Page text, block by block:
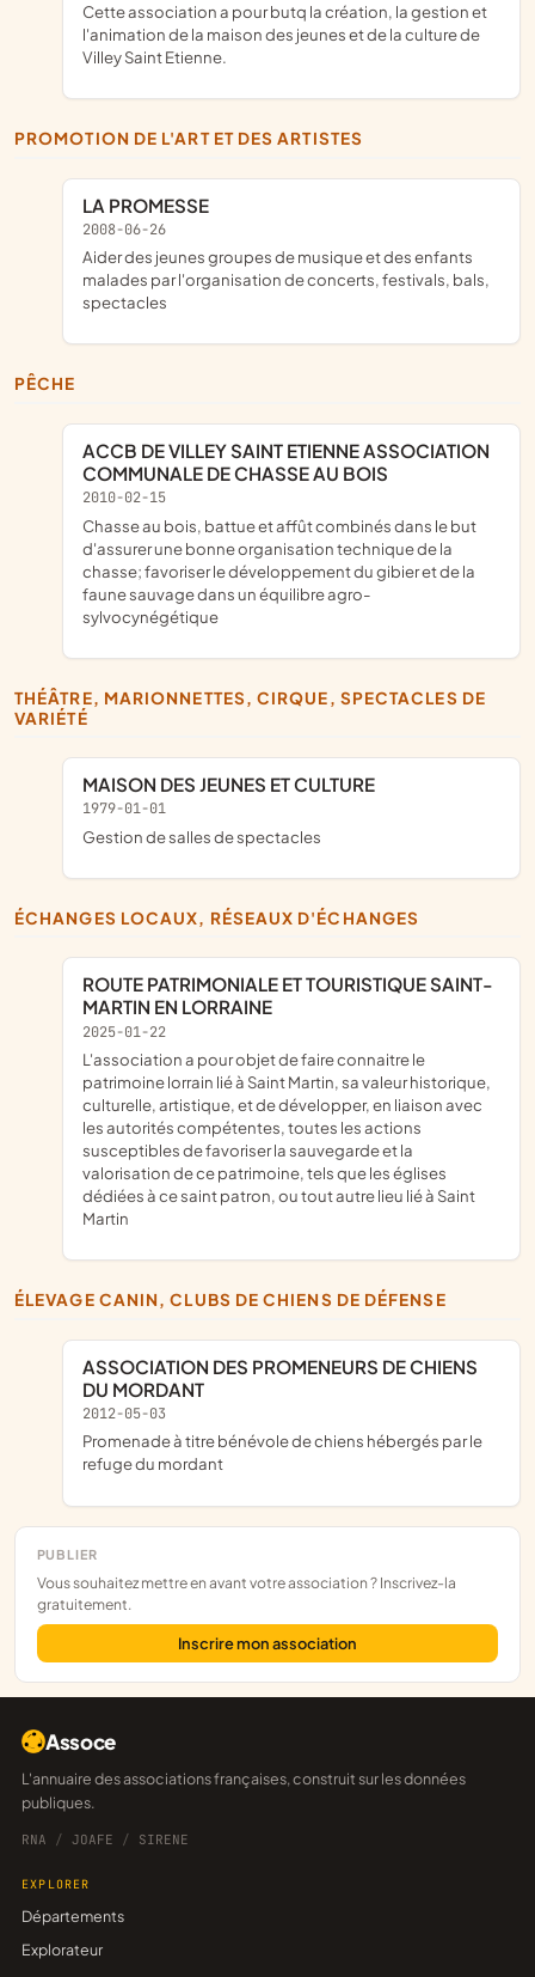
PUBLIER
Vous souhaitez mettre en avant votre association ? Inscrivez-la
gratuitement.
Inscrire mon association
cette association a pour butq la création, la gestion et
l'animation de la maison des jeunes et de la culture de
Villey Saint Etienne.
PROMOTION DE L'ART ET DES ARTISTES
LA PROMESSE
2008-06-26
aider des jeunes groupes de musique et des enfants
malades par l'organisation de concerts, festivals, bals,
spectacles
PÊCHE
ACCB DE VILLEY SAINT ETIENNE ASSOCIATION
COMMUNALE DE CHASSE AU BOIS
2010-02-15
chasse au bois, battue et affût combinés dans le but
d'assurer une bonne organisation technique de la
chasse; favoriser le développement du gibier et de la
faune sauvage dans un équilibre agro-
sylvocynégétique
THÉÂTRE, MARIONNETTES, CIRQUE, SPECTACLES DE
VARIÉTÉ
MAISON DES JEUNES ET CULTURE
1979-01-01
Gestion de salles de spectacles
ÉCHANGES LOCAUX, RÉSEAUX D'ÉCHANGES
ROUTE PATRIMONIALE ET TOURISTIQUE SAINT-
MARTIN EN LORRAINE
2025-01-22
l'association a pour objet de faire connaitre le
patrimoine lorrain lié à Saint Martin, sa valeur historique,
culturelle, artistique, et de développer, en liaison avec
les autorités compétentes, toutes les actions
susceptibles de favoriser la sauvegarde et la
valorisation de ce patrimoine, tels que les églises
dédiées à ce saint patron, ou tout autre lieu lié à Saint
Martin
ÉLEVAGE CANIN, CLUBS DE CHIENS DE DÉFENSE
ASSOCIATION DES PROMENEURS DE CHIENS
DU MORDANT
2012-05-03
promenade à titre bénévole de chiens hébergés par le
refuge du mordant
Assoce
L'annuaire des associations françaises, construit sur les données
publiques.
RNA / JOAFE / SIRENE
EXPLORER
Départements
Explorateur